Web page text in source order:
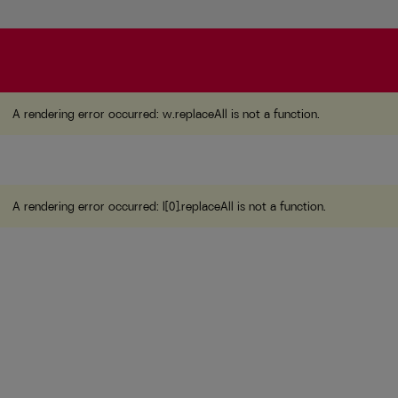
A rendering error occurred:w.replaceAll is not a function
A rendering error occurred: w.replaceAll is not a function.
A rendering error occurred: l[0].replaceAll is not a function.